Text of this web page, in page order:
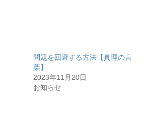
問題を回避する方法【真理の言
葉】
2023年11月20日
お知らせ